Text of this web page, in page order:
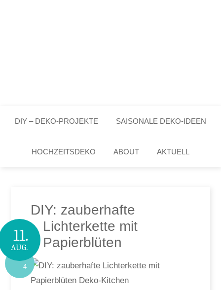
DIY – DEKO-PROJEKTE SAISONALE DEKO-IDEEN
HOCHZEITSDEKO ABOUT AKTUELL
11.
AUG.
4
DIY: zauberhafte
Lichterkette mit
Papierblüten